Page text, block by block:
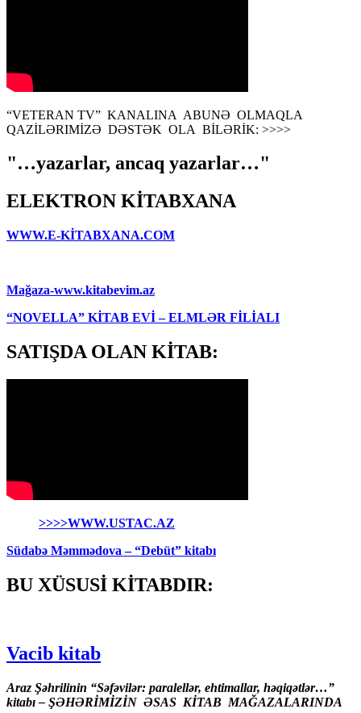
“VETERAN TV” KANALINA ABUNƏ OLMAQLA
QAZİLƏRIMİZƏ DƏSTƏK OLA BİLƏRİK: >>>>
"…yazarlar, ancaq yazarlar…"
ELEKTRON KİTABXANA
WWW.E-KİTABXANA.COM
Mağaza-www.kitabevim.az
“NOVELLA” KİTAB EVİ – ELMLƏR FİLİALI
SATIŞDA OLAN KİTAB:
>>>>WWW.USTAC.AZ
Südabə Məmmədova – “Debüt” kitabı
BU XÜSUSİ KİTABDIR:
Vacib kitab
Araz Şəhrilinin “Səfəvilər: paralellər, ehtimallar, həqiqətlər…”
kitabı – ŞƏHƏRİMİZİN ƏSAS KİTAB MAĞAZALARINDA